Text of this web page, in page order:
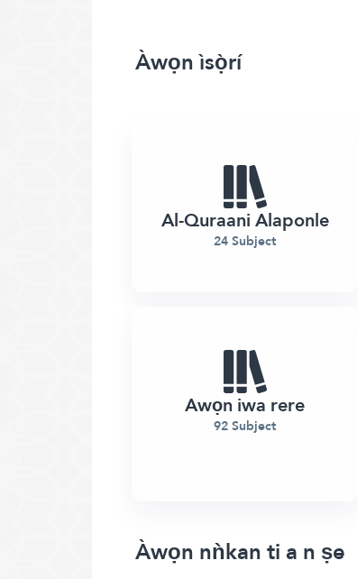
Àwọn ìsọ̀rí
Al-Quraani Alaponle
24 Subject
Awọn iwa rere
92 Subject
Àwọn nǹkan ti a n ṣe